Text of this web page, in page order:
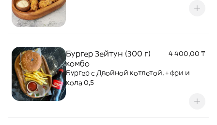
Бургер Зейтун (300 г)
комбо
4 400,00 ₸
Бургер с Двойной котлетой, + фри и
кола 0,5